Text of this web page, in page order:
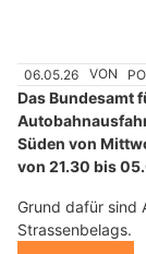
06.05.26 VON
Das Bundesamt
Süden von
von 21.30 bis
Grund dafür sind
Strassenbelags.